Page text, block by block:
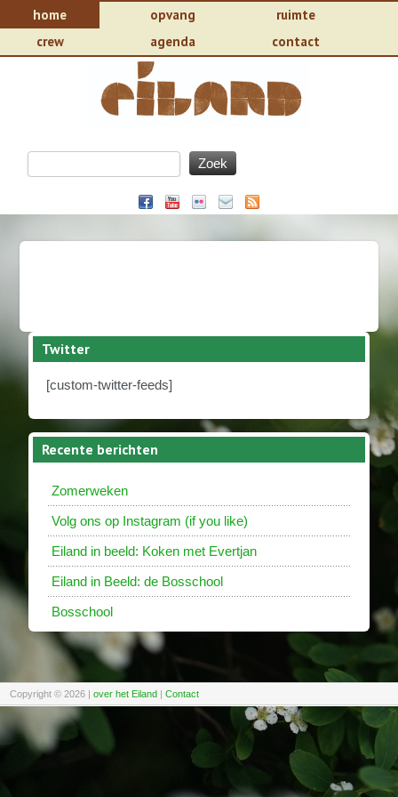
home opvang
ruimte
crew
agenda contact
Twitter
[custom-twitter-feeds]
Recente berichten
Zomerweken
Volg ons op Instagram (if you like)
Eiland in beeld: Koken met Evertjan
Eiland in Beeld: de Bosschool
Bosschool
Copyright © 2026 |over het Eiland |Contact